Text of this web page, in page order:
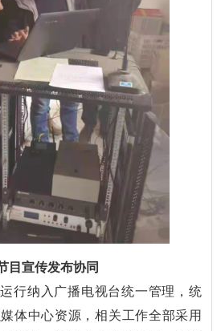
目宣传发布协同
行纳入广播电视台统一管理，统
体中心资源，相关工作全部采用